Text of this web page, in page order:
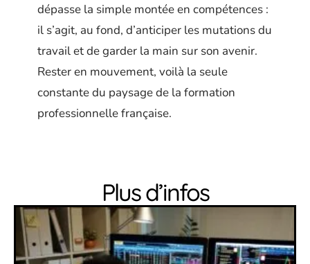
dépasse la simple montée en compétences :
il s’agit, au fond, d’anticiper les mutations du
travail et de garder la main sur son avenir.
Rester en mouvement, voilà la seule
constante du paysage de la formation
professionnelle française.
Plus d’infos